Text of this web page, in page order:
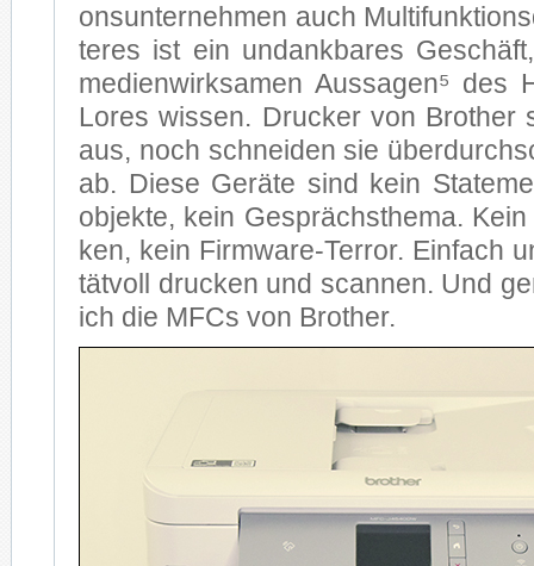
ons­un­ter­neh­men auch
te­res ist ein un­dank­ba­res
me­di­en­wirk­sa­men Aus­sa­gen⁵ des
Lo­res wis­sen. Dru­cker von Brot­her
aus, noch schnei­den sie
ab. Die­se Ge­rä­te sind kein
ob­jek­te, kein Ge­sprächs­the­ma.
ken, kein Firm­ware-Ter­ror. Ein­fach
tät­voll dru­cken und scan­nen. Und
ich die MFCs von Brot­her.